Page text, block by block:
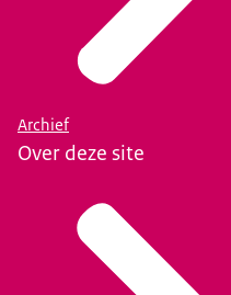
Archief
Over deze site